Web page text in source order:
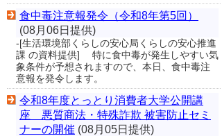
食中毒注意報発令（令和8年第5回）
(08月06日提供)
-[生活環境部くらしの安心局くらしの安心推進
課 の資料提供] 特に食中毒が発生しやすい気
象条件が予想されますので、本日、食中毒注
意報を発令します。
令和8年度とっとり消費者大学公開講
座 悪質商法・特殊詐欺 被害防止セミ
ナーの開催 (08月05日提供)